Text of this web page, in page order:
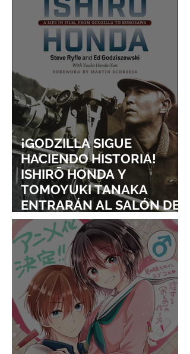
¡GODZILLA SIGUE
HACIENDO HISTORIA!
ISHIRŌ HONDA Y
TOMOYUKI TANAKA
ENTRARÁN AL SALÓN DE
LA FAMA DE LOS EFECTOS
VISUALES